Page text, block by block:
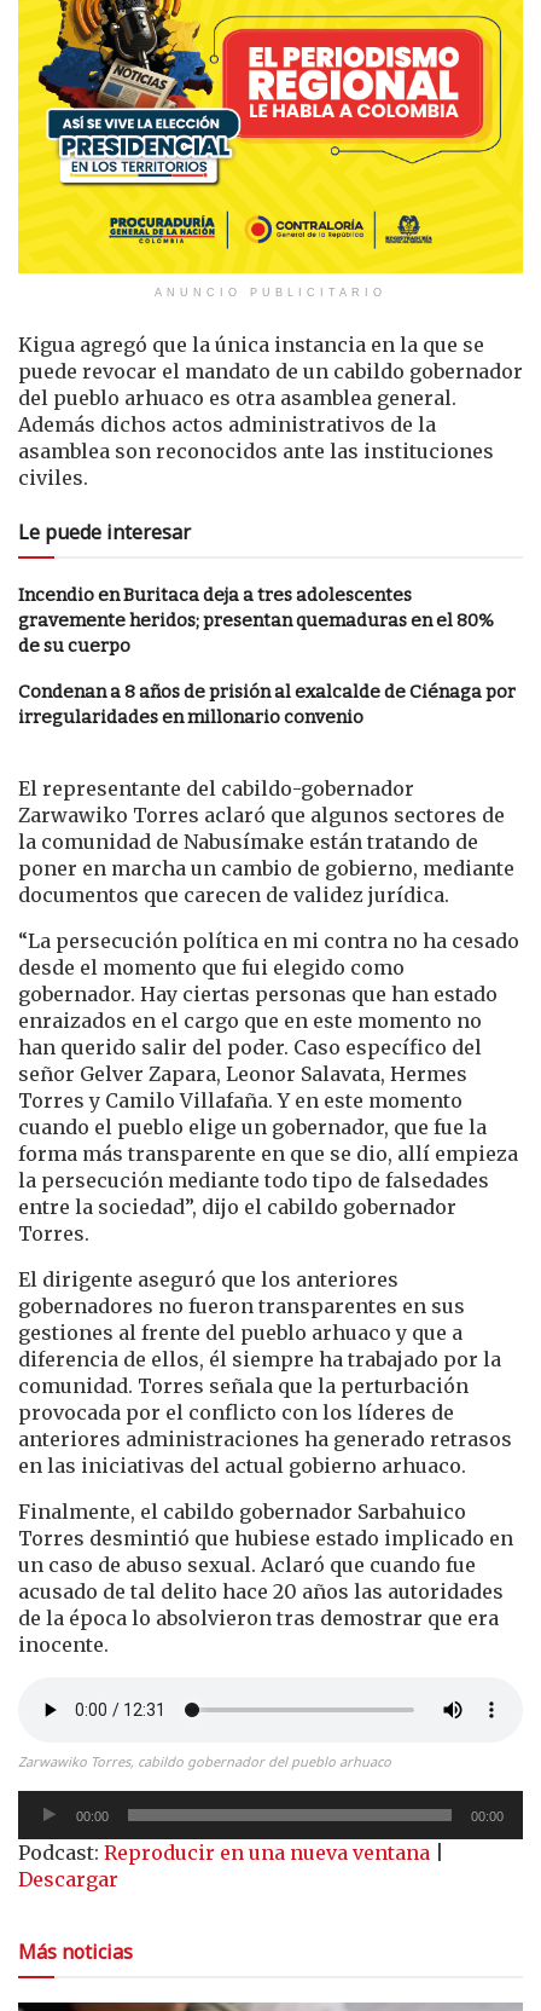
ANUNCIO PUBLICITARIO
Kigua agregó que la única instancia en la que se
puede revocar el mandato de un cabildo gobernador
del pueblo arhuaco es otra asamblea general.
Además dichos actos administrativos de la
asamblea son reconocidos ante las instituciones
civiles.
Le puede interesar
Incendio en Buritaca deja a tres adolescentes
gravemente heridos; presentan quemaduras en el 80%
de su cuerpo
Condenan a 8 años de prisión al exalcalde de Ciénaga por
irregularidades en millonario convenio
El representante del cabildo-gobernador
Zarwawiko Torres aclaró que algunos sectores de
la comunidad de Nabusímake están tratando de
poner en marcha un cambio de gobierno, mediante
documentos que carecen de validez jurídica.
“La persecución política en mi contra no ha cesado
desde el momento que fui elegido como
gobernador. Hay ciertas personas que han estado
enraizados en el cargo que en este momento no
han querido salir del poder. Caso específico del
señor Gelver Zapara, Leonor Salavata, Hermes
Torres y Camilo Villafaña. Y en este momento
cuando el pueblo elige un gobernador, que fue la
forma más transparente en que se dio, allí empieza
la persecución mediante todo tipo de falsedades
entre la sociedad”, dijo el cabildo gobernador
Torres.
El dirigente aseguró que los anteriores
gobernadores no fueron transparentes en sus
gestiones al frente del pueblo arhuaco y que a
diferencia de ellos, él siempre ha trabajado por la
comunidad. Torres señala que la perturbación
provocada por el conflicto con los líderes de
anteriores administraciones ha generado retrasos
en las iniciativas del actual gobierno arhuaco.
Finalmente, el cabildo gobernador Sarbahuico
Torres desmintió que hubiese estado implicado en
un caso de abuso sexual. Aclaró que cuando fue
acusado de tal delito hace 20 años las autoridades
de la época lo absolvieron tras demostrar que era
inocente.
Zarwawiko Torres, cabildo gobernador del pueblo arhuaco
Reproductor
de
audio
00:00 00:00
Podcast: Reproducir en una nueva ventana
Descargar
Más noticias